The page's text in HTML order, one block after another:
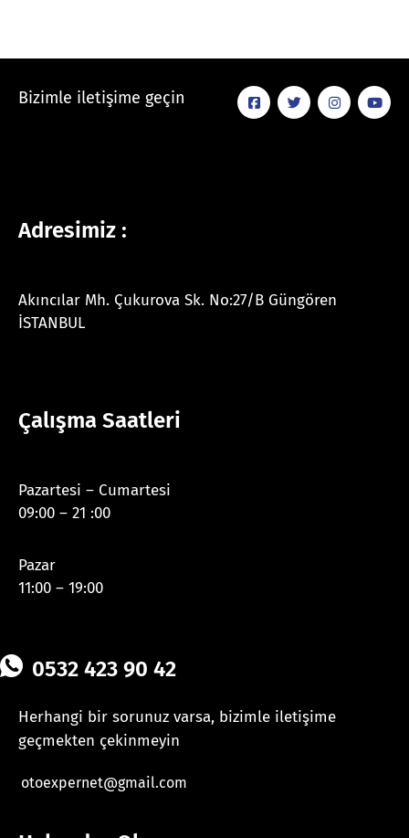
Bizimle iletişime geçin
Adresimiz :
Akıncılar Mh. Çukurova Sk. No:27/B Güngören
İSTANBUL
Çalışma Saatleri
Pazartesi – Cumartesi
09:00 – 21 :00
Pazar
11:00 – 19:00
0532 423 90 42
Herhangi bir sorunuz varsa, bizimle iletişime
geçmekten çekinmeyin
otoexpernet@gmail.com